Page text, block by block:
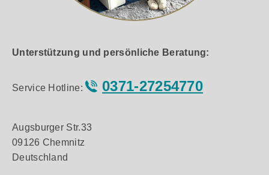
Unterstützung und persönliche Beratung:
Service Hotline: 0371-27254770
Augsburger Str.33
09126 Chemnitz
Deutschland